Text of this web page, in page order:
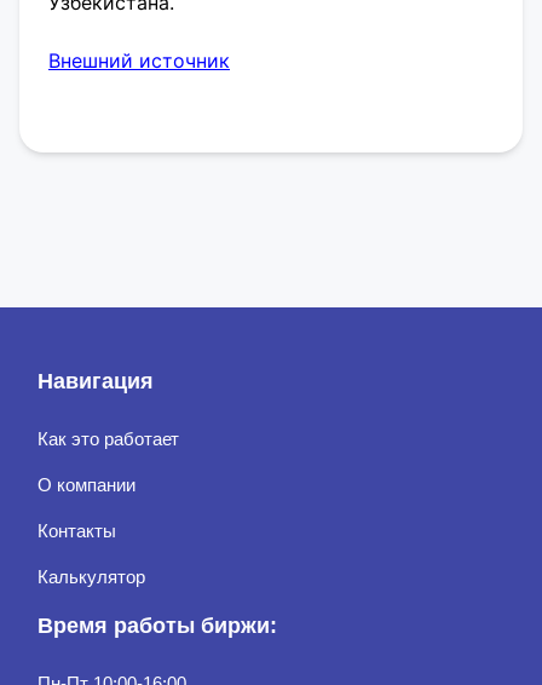
Внешний источник
Навигация
Как это работает
О компании
Контакты
Калькулятор
Время работы биржи: